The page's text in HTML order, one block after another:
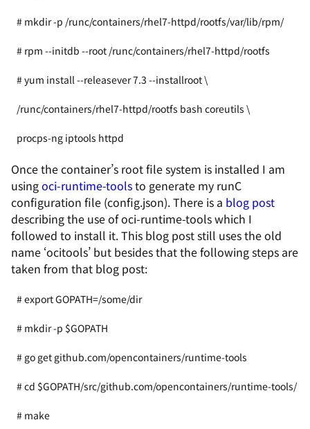
# mkdir -p /runc/containers/rhel7-httpd/rootfs/var/lib/rpm/
# rpm --initdb --root /runc/containers/rhel7-httpd/rootfs
# yum install --releasever 7.3 --installroot \
/runc/containers/rhel7-httpd/rootfs bash coreutils \
procps-ng iptools httpd
Once the container’s root file system is installed I am
usingoci-runtime-toolsto generate my runC
configuration file (config.json). There is a blog post
describing the use of oci-runtime-tools which I
followed to install it. This blog post still uses the old
name ‘ocitools’ but besides that the following steps are
taken from that blog post:
# export GOPATH=/some/dir
# mkdir -p $GOPATH
# go get github.com/opencontainers/runtime-tools
# cd $GOPATH/src/github.com/opencontainers/runtime-tools/
# make